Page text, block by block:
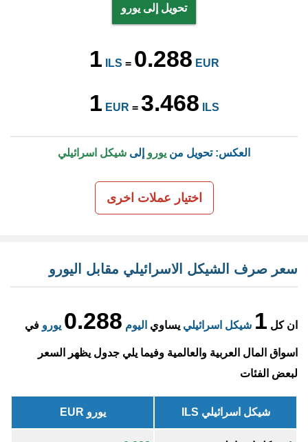
تحويل إلى يورو
1 ILS = 0.288 EUR
1 EUR = 3.468 ILS
العكس: تحويل من يورو إلى شيكل اسرائيلي
اختيار عملات اخرى
سعر صرف الشيكل الاسرائيلي مقابل اليورو
ان كل 1 شيكل اسرائيلي يساوي اليوم 0.288 يورو في
اسواق المال العربية والعالمية وفيما يلي جدول يظهر السعر
لبعض الفئات
شيكل اسرائيلي ILS يورو EUR